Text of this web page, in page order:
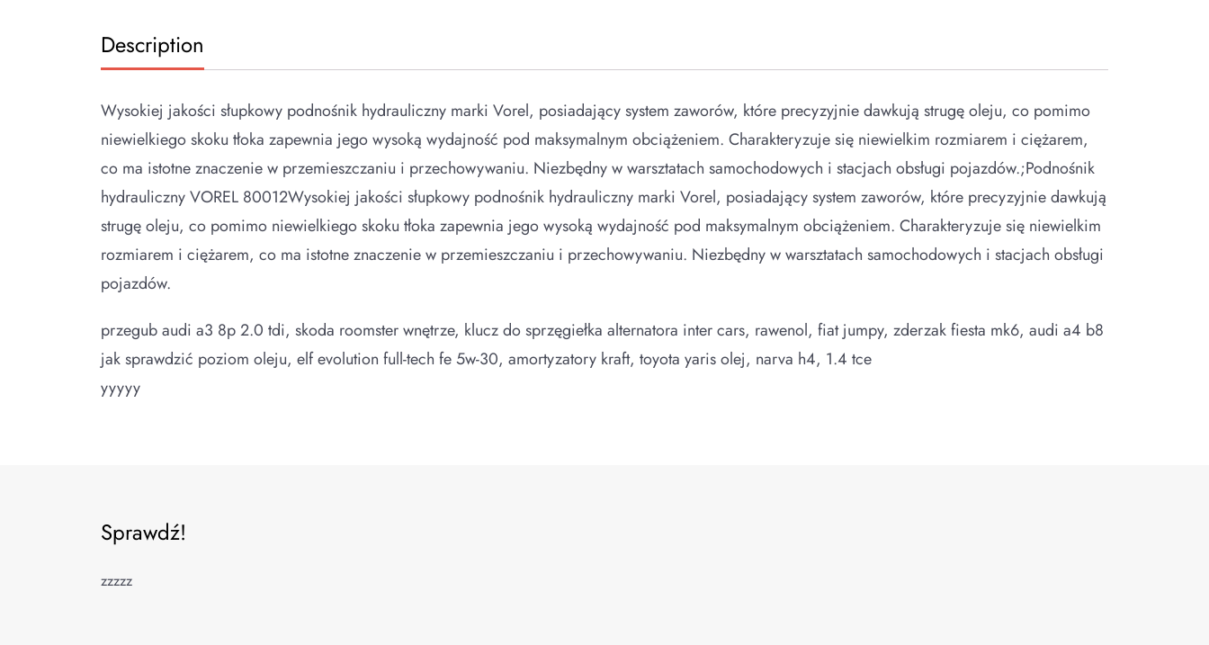
Description
Wysokiej jakości słupkowy podnośnik hydrauliczny marki Vorel, posiadający system zaworów, które precyzyjnie dawkują strugę oleju, co pomimo
niewielkiego skoku tłoka zapewnia jego wysoką wydajność pod maksymalnym obciążeniem. Charakteryzuje się niewielkim rozmiarem i ciężarem,
co ma istotne znaczenie w przemieszczaniu i przechowywaniu. Niezbędny w warsztatach samochodowych i stacjach obsługi pojazdów.;Podnośnik
hydrauliczny VOREL 80012Wysokiej jakości słupkowy podnośnik hydrauliczny marki Vorel, posiadający system zaworów, które precyzyjnie dawkują
strugę oleju, co pomimo niewielkiego skoku tłoka zapewnia jego wysoką wydajność pod maksymalnym obciążeniem. Charakteryzuje się niewielkim
rozmiarem i ciężarem, co ma istotne znaczenie w przemieszczaniu i przechowywaniu. Niezbędny w warsztatach samochodowych i stacjach obsługi
pojazdów.
przegub audi a3 8p 2.0 tdi, skoda roomster wnętrze, klucz do sprzęgiełka alternatora inter cars, rawenol, fiat jumpy, zderzak fiesta mk6, audi a4 b8
jak sprawdzić poziom oleju, elf evolution full-tech fe 5w-30, amortyzatory kraft, toyota yaris olej, narva h4, 1.4 tce
yyyyy
Sprawdź!
zzzzz